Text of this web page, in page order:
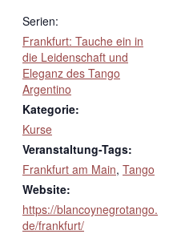
Serien:
Frankfurt: Tauche ein in
die Leidenschaft und
Eleganz des Tango
Argentino
Kategorie:
Kurse
Veranstaltung-Tags:
Frankfurt am Main, Tango
Website:
https://blancoynegrotango.
de/frankfurt/